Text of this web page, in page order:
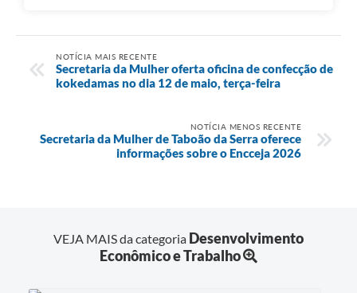
NOTÍCIA MAIS RECENTE
Secretaria da Mulher oferta oficina de confecção de
kokedamas no dia 12 de maio, terça-feira
NOTÍCIA MENOS RECENTE
Secretaria da Mulher de Taboão da Serra oferece
informações sobre o Encceja 2026
VEJA MAIS da categoria Desenvolvimento
Econômico e Trabalho